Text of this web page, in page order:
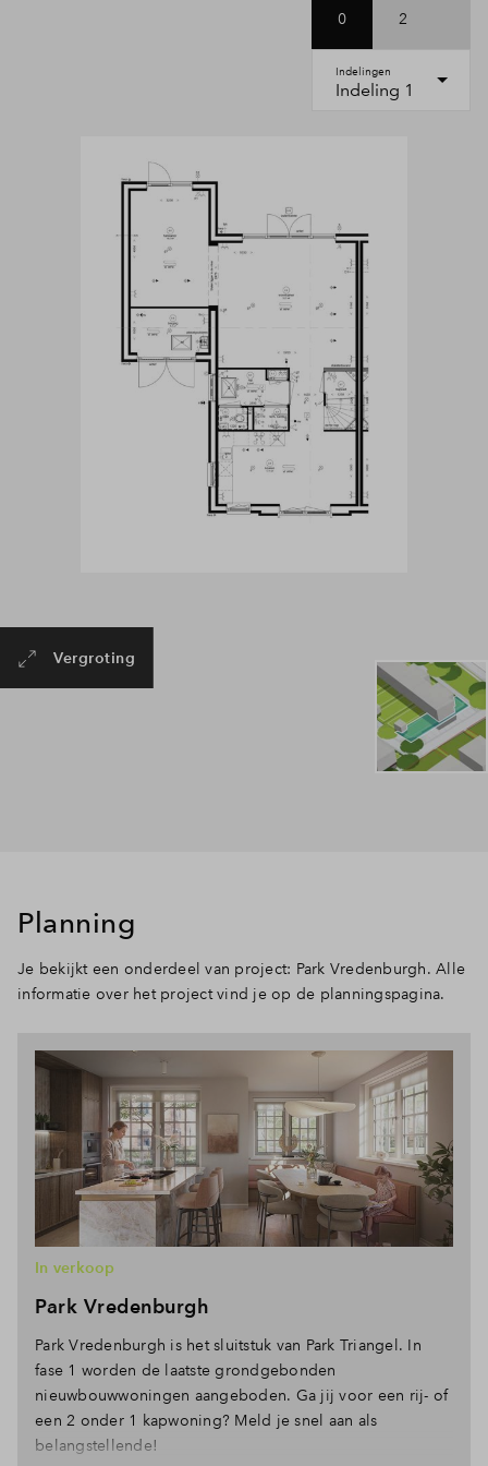
0 2
Indelingen
Indeling 1
Vergroting
Planning
Je bekijkt een onderdeel van project: Park Vredenburgh. Alle
informatie over het project vind je op de planningspagina.
Park Vredenburgh
In verkoop
Park Vredenburgh is het sluitstuk van Park Triangel. In
fase 1 worden de laatste grondgebonden
nieuwbouwwoningen aangeboden. Ga jij voor een rij- of
een 2 onder 1 kapwoning? Meld je snel aan als
belangstellende!